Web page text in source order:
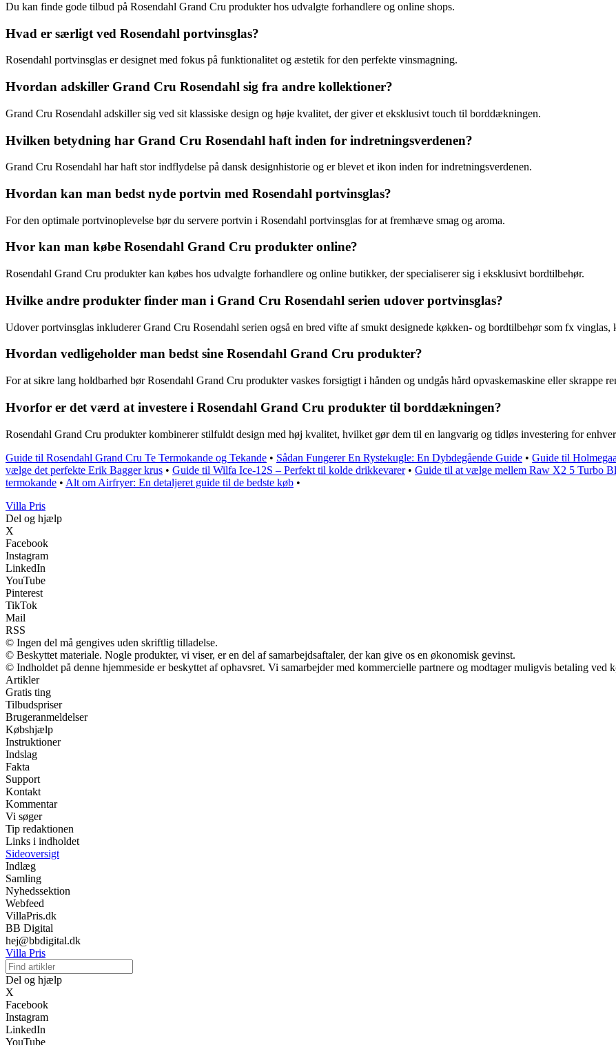
Du kan finde gode tilbud på Rosendahl Grand Cru produkter hos udvalgte forhandlere og online shops.
Hvad er særligt ved Rosendahl portvinsglas?
Rosendahl portvinsglas er designet med fokus på funktionalitet og æstetik for den perfekte vinsmagning.
Hvordan adskiller Grand Cru Rosendahl sig fra andre kollektioner?
Grand Cru Rosendahl adskiller sig ved sit klassiske design og høje kvalitet, der giver et eksklusivt touch til borddækningen.
Hvilken betydning har Grand Cru Rosendahl haft inden for indretningsverdenen?
Grand Cru Rosendahl har haft stor indflydelse på dansk designhistorie og er blevet et ikon inden for indretningsverdenen.
Hvordan kan man bedst nyde portvin med Rosendahl portvinsglas?
For den optimale portvinoplevelse bør du servere portvin i Rosendahl portvinsglas for at fremhæve smag og aroma.
Hvor kan man købe Rosendahl Grand Cru produkter online?
Rosendahl Grand Cru produkter kan købes hos udvalgte forhandlere og online butikker, der specialiserer sig i eksklusivt bordtilbehør.
Hvilke andre produkter finder man i Grand Cru Rosendahl serien udover portvinsglas?
Udover portvinsglas inkluderer Grand Cru Rosendahl serien også en bred vifte af smukt designede køkken- og bordtilbehør som fx vinglas,
Hvordan vedligeholder man bedst sine Rosendahl Grand Cru produkter?
For at sikre lang holdbarhed bør Rosendahl Grand Cru produkter vaskes forsigtigt i hånden og undgås hård opvaskemaskine eller skrappe
Hvorfor er det værd at investere i Rosendahl Grand Cru produkter til borddækningen?
Rosendahl Grand Cru produkter kombinerer stilfuldt design med høj kvalitet, hvilket gør dem til en langvarig og tidløs investering for
Guide til Rosendahl Grand Cru Te Termokande og Tekande • Sådan Fungerer En Rystekugle: En Dybdegående Guide • Guide til
vælge det perfekte Erik Bagger krus • Guide til Wilfa Ice-12S – Perfekt til kolde drikkevarer• Guide til at vælge mellem Raw X2 5 Turbo
termokande • Alt om Airfryer: En detaljeret guide til de bedste køb •
Villa Pris
Del og hjælp
X
Facebook
Instagram
LinkedIn
YouTube
Pinterest
TikTok
Mail
RSS
© Ingen del må gengives uden skriftlig tilladelse.
© Beskyttet materiale. Nogle produkter, vi viser, er en del af samarbejdsaftaler, der kan give os en økonomisk gevinst.
© Indholdet på denne hjemmeside er beskyttet af ophavsret. Vi samarbejder med kommercielle partnere og modtager muligvis betaling ved
Artikler
Gratis ting
Tilbudspriser
Brugeranmeldelser
Købshjælp
Instruktioner
Indslag
Fakta
Support
Kontakt
Kommentar
Vi søger
Tip redaktionen
Links i indholdet
Sideoversigt
Indlæg
Samling
Nyhedssektion
Webfeed
VillaPris.dk
BB Digital
hej@bbdigital.dk
Villa Pris
Del og hjælp
X
Facebook
Instagram
LinkedIn
YouTube